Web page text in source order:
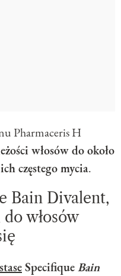
Pharmaceris H
włosów do około
częstego mycia.
Bain Divalent,
włosów
SpecifiqueBain